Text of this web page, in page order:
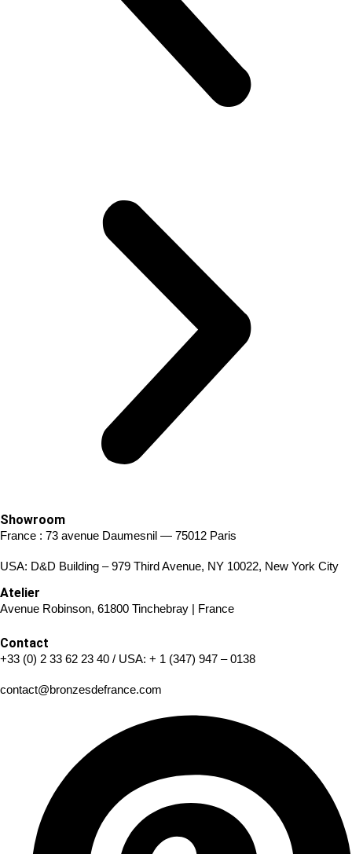
Showroom
France : 73 avenue Daumesnil — 75012 Paris
USA: D&D Building – 979 Third Avenue, NY 10022, New York City
Atelier
Avenue Robinson, 61800 Tinchebray | France
Contact
+33 (0) 2 33 62 23 40 / USA: + 1 (347) 947 – 0138
contact@bronzesdefrance.com